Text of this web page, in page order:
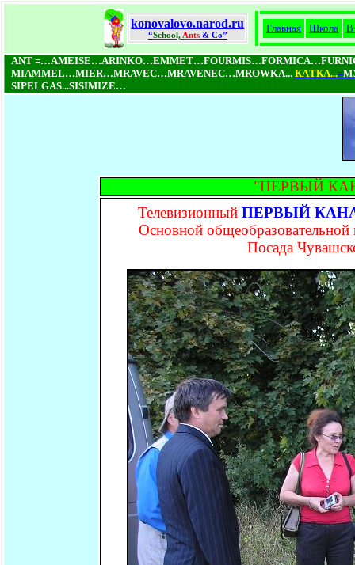
konovalovo.narod.ru
“School, Ants& Co”
Главная Школа В
ANT
MIAMMEL…MIER…MRAVEC…MRAVENEC…MROWKA... КAТКA...=
SIPELGAS...SISIMIZE…
"ПЕРВЫЙ
Телевизионный ПЕРВЫЙ
Основной
Посада